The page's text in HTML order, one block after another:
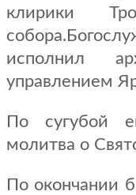
клирики
исполнил
управлением
По сугубой
молитва о
По окончании